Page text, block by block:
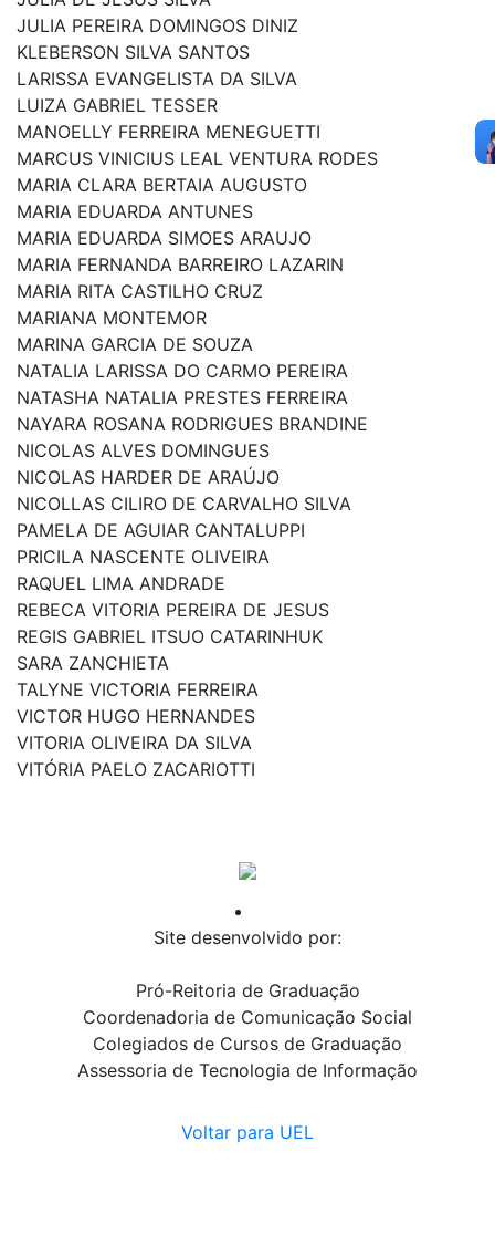
JULIA PEREIRA DOMINGOS DINIZ
KLEBERSON SILVA SANTOS
LARISSA EVANGELISTA DA SILVA
LUIZA GABRIEL TESSER
MANOELLY FERREIRA MENEGUETTI
MARCUS VINICIUS LEAL VENTURA RODES
MARIA CLARA BERTAIA AUGUSTO
MARIA EDUARDA ANTUNES
MARIA EDUARDA SIMOES ARAUJO
MARIA FERNANDA BARREIRO LAZARIN
MARIA RITA CASTILHO CRUZ
MARIANA MONTEMOR
MARINA GARCIA DE SOUZA
NATALIA LARISSA DO CARMO PEREIRA
NATASHA NATALIA PRESTES FERREIRA
NAYARA ROSANA RODRIGUES BRANDINE
NICOLAS ALVES DOMINGUES
NICOLAS HARDER DE ARAÚJO
NICOLLAS CILIRO DE CARVALHO SILVA
PAMELA DE AGUIAR CANTALUPPI
PRICILA NASCENTE OLIVEIRA
RAQUEL LIMA ANDRADE
REBECA VITORIA PEREIRA DE JESUS
REGIS GABRIEL ITSUO CATARINHUK
SARA ZANCHIETA
TALYNE VICTORIA FERREIRA
VICTOR HUGO HERNANDES
VITORIA OLIVEIRA DA SILVA
VITÓRIA PAELO ZACARIOTTI
Site desenvolvido por:
Pró-Reitoria de Graduação
Coordenadoria de Comunicação Social
Colegiados de Cursos de Graduação
Assessoria de Tecnologia de Informação
Voltar para UEL